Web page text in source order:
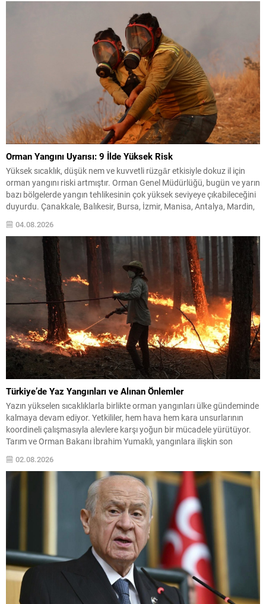
Orman Yangını Uyarısı: 9 İlde Yüksek Risk
Yüksek sıcaklık, düşük nem ve kuvvetli rüzgâr etkisiyle dokuz il için
orman yangını riski artmıştır. Orman Genel Müdürlüğü, bugün ve yarın
bazı bölgelerde yangın tehlikesinin çok yüksek seviyeye çıkabileceğini
duyurdu. Çanakkale, Balıkesir, Bursa, İzmir, Manisa, Antalya, Mardin,
Siirt ve Diyarbakır’da yaşayanlar dikkatli olmalıdır. Yetkililer, özellikle
kıyı kesimlerinde beklenen kuvvetli rüzgârın...
04.08.2026
Türkiye’de Yaz Yangınları ve Alınan Önlemler
Yazın yükselen sıcaklıklarla birlikte orman yangınları ülke gündeminde
kalmaya devam ediyor. Yetkililer, hem hava hem kara unsurlarının
koordineli çalışmasıyla alevlere karşı yoğun bir mücadele yürütüyor.
Tarım ve Orman Bakanı İbrahim Yumaklı, yangınlara ilişkin son
tamamen ortadan kalkmadığını vurguladı. Kontrol Altına Alınan...
02.08.2026